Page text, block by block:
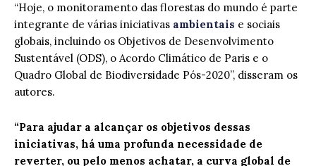
“Hoje, o monitoramento das florestas do mundo é parte
integrante de várias iniciativas ambientais e sociais
globais, incluindo os Objetivos de Desenvolvimento
Sustentável (ODS), o Acordo Climático de Paris e o
Quadro Global de Biodiversidade Pós-2020”, disseram os
autores.
“Para ajudar a alcançar os objetivos dessas
iniciativas, há uma profunda necessidade de
reverter, ou pelo menos achatar, a curva global de